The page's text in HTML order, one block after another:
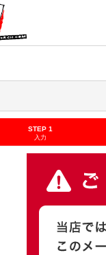
STEP 1
入力